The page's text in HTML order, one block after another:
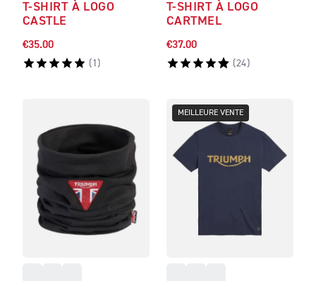
T-SHIRT À LOGO
CASTLE
€35.00
( 1 )
T-SHIRT À LOGO
CARTMEL
€37.00
(24)
MEILLEURE VENTE